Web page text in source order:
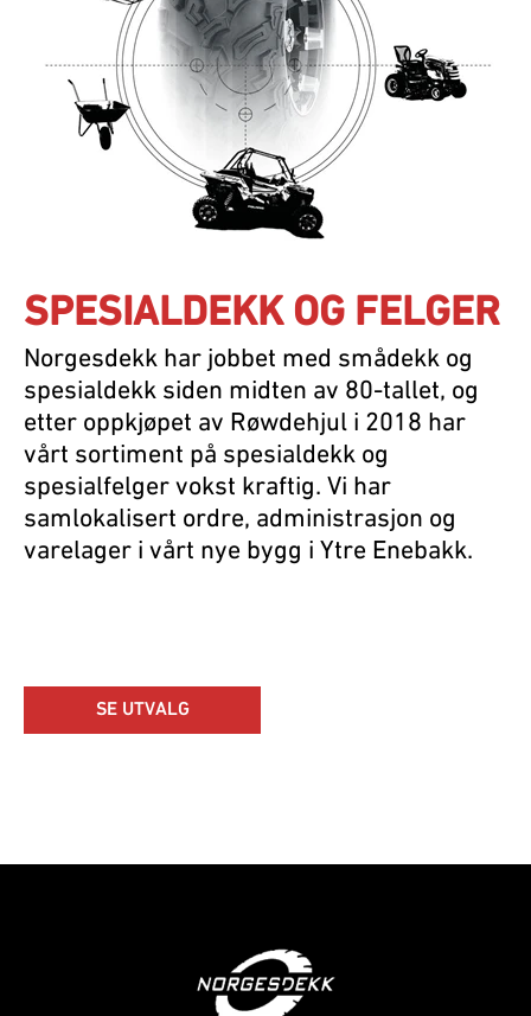
SPESIALDEKK OG FELGER
Norgesdekk har jobbet med smådekk og
spesialdekk siden midten av 80-tallet, og
etter oppkjøpet av Røwdehjul i 2018 har
vårt sortiment på spesialdekk og
spesialfelger vokst kraftig. Vi har
samlokalisert ordre, administrasjon og
varelager i vårt nye bygg i Ytre Enebakk.
SE UTVALG